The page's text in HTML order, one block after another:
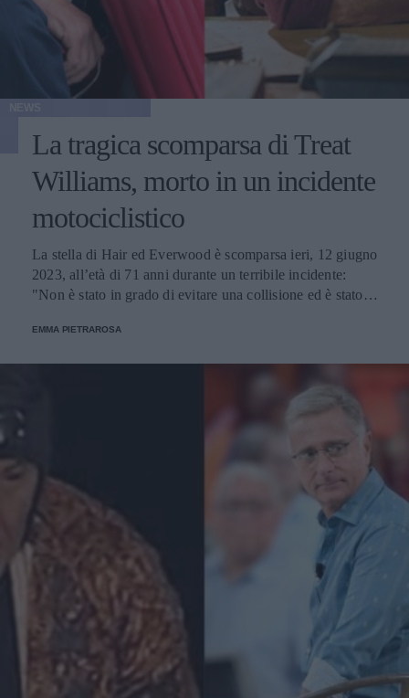
La tragica scomparsa di Treat
Williams, morto in un incidente
motociclistico
La stella di Hair ed Everwood è scomparsa ieri, 12 giugno
2023, all’età di 71 anni durante un terribile incidente:
"Non è stato in grado di evitare una collisione ed è stato
dell'ordine.
EMMA PIETRAROSA